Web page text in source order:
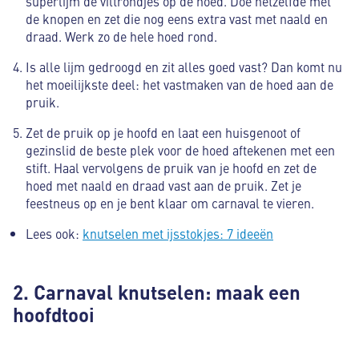
de knopen en zet die nog eens extra vast met naald en
draad. Werk zo de hele hoed rond.
Is alle lijm gedroogd en zit alles goed vast? Dan komt nu
het moeilijkste deel: het vastmaken van de hoed aan de
pruik.
Zet de pruik op je hoofd en laat een huisgenoot of
gezinslid de beste plek voor de hoed aftekenen met een
stift. Haal vervolgens de pruik van je hoofd en zet de
hoed met naald en draad vast aan de pruik. Zet je
feestneus op en je bent klaar om carnaval te vieren.
Lees ook: knutselen met ijsstokjes: 7 ideeën
2. Carnaval knutselen: maak een
hoofdtooi